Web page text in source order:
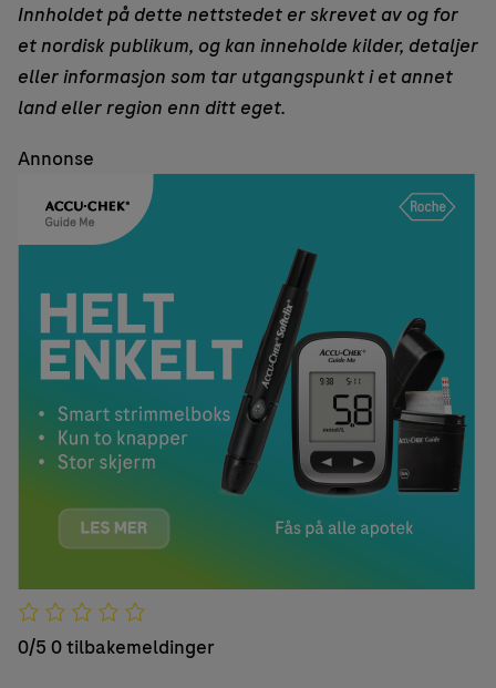
Innholdet på dette nettstedet er skrevet av og for
et nordisk publikum, og kan inneholde kilder, detaljer
eller informasjon som tar utgangspunkt i et annet
land eller region enn ditt eget.
Annonse
0/5 0 tilbakemeldinger